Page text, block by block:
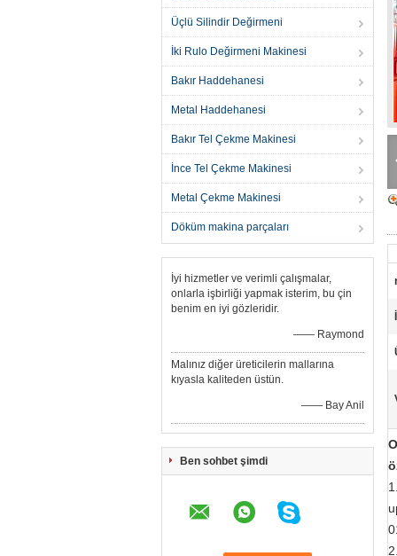
Üçlü Silindir Değirmeni
İki Rulo Değirmeni Makinesi
Bakır Haddehanesi
Metal Haddehanesi
Bakır Tel Çekme Makinesi
İnce Tel Çekme Makinesi
Metal Çekme Makinesi
Döküm makina parçaları
İyi hizmetler ve verimli çalışmalar,
onlarla işbirliği yapmak isterim, bu çin
benim en iyi gözleridir.
—— Raymond
Malınız diğer üreticilerin mallarına
kıyasla kaliteden üstün.
—— Bay Anil
Ben sohbet şimdi